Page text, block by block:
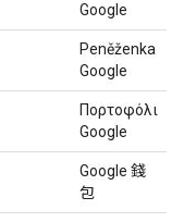
Google
Peněženka
Google
Πορτοφόλι
Google
Google 錢
包